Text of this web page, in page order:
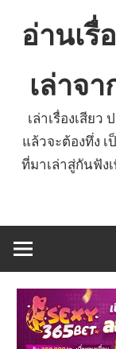
อ่านเรื่
เล่าจ
เล่าเรื่องเสีย
แล้วจะต้องทึ่ง
ที่มาเล่าสู่กันฟัง